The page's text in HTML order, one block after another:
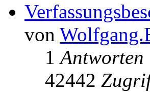
von
1Antworten
42442